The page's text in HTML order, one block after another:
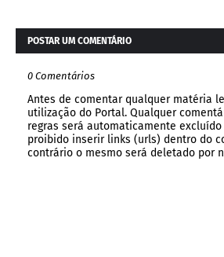
POSTAR UM COMENTÁRIO
0 Comentários
Antes de comentar qualquer matéria
utilização do Portal. Qualquer
regras será automaticamente excluído
proibido inserir links (urls) dentro do
contrário o mesmo será deletado por